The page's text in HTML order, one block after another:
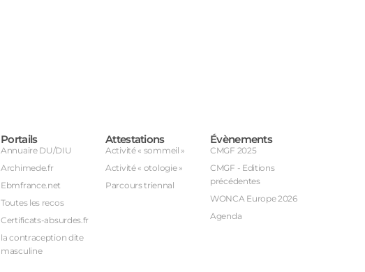
Portails
Annuaire DU/DIU
Archimede.fr
Ebmfrance.net
Toutes les recos
Certificats-absurdes.fr
la contraception dite
masculine
Attestations
Activité « sommeil »
Activité « otologie »
Parcours triennal
Évènements
CMGF 2025
CMGF - Editions
précédentes
WONCA Europe 2026
Agenda